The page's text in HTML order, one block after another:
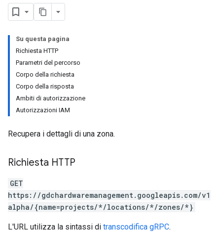
Su questa pagina
Richiesta HTTP
Parametri del percorso
Corpo della richiesta
Corpo della risposta
Ambiti di autorizzazione
Autorizzazioni IAM
Recupera i dettagli di una zona.
Richiesta HTTP
GET
https://gdchardwaremanagement.googleapis.com/v1
alpha/{name=projects/*/locations/*/zones/*}
L'URL utilizza la sintassi di transcodifica gRPC.